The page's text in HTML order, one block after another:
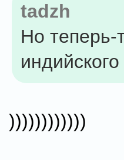
tadzh
Но теперь-
))))))))))))